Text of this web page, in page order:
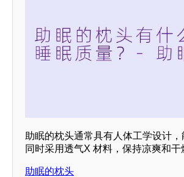
助眠的枕头通常具有人体工学设计
同时采用透气X 材料，保持凉爽和
助眠的枕头